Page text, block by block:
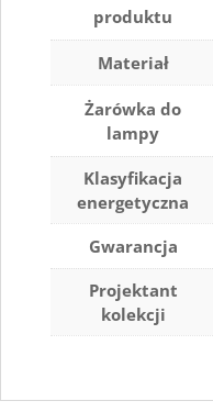
produktu
Materiał
Żarówka do
lampy
Klasyfikacja
energetyczna
Gwarancja
Projektant
kolekcji